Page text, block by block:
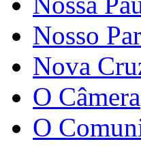
Nosso
Nova
O Câmera
O